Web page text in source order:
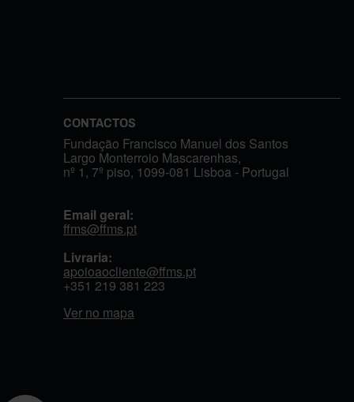
CONTACTOS
Fundação Francisco Manuel dos Santos
Largo Monterroio Mascarenhas,
nº 1, 7º piso, 1099-081 Lisboa - Portugal
Email geral:
ffms@ffms.pt
Livraria:
apoioaocliente@ffms.pt
+351 219 381 223
Ver no mapa